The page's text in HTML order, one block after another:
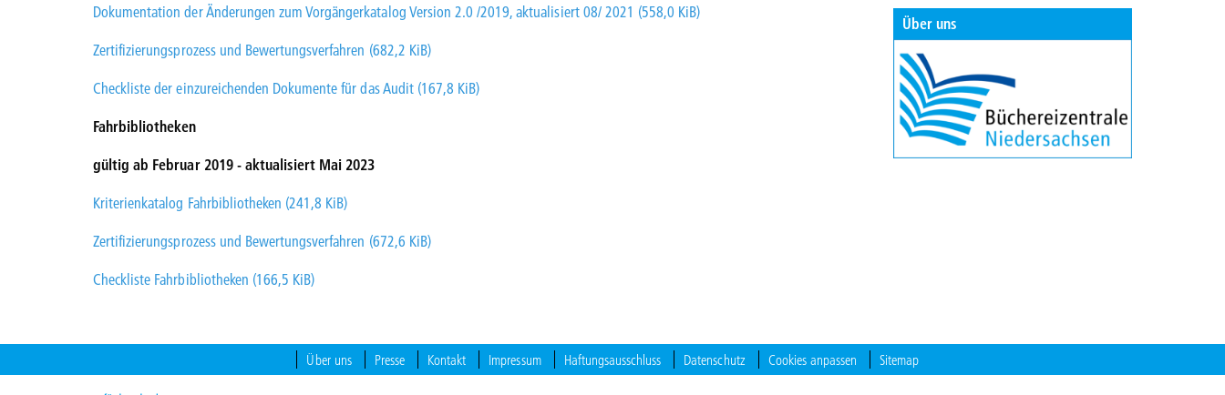
Dokumentation der Änderungen zum Vorgängerkatalog Version 2.0 /2019, aktualisiert 08/ 2021 (558,0 KiB)
Zertifizierungsprozess und Bewertungsverfahren (682,2 KiB)
Checkliste der einzureichenden Dokumente für das Audit (167,8 KiB)
Fahrbibliotheken
gültig ab Februar 2019 - aktualisiert Mai 2023
Kriterienkatalog Fahrbibliotheken (241,8 KiB)
Zertifizierungsprozess und Bewertungsverfahren (672,6 KiB)
Checkliste Fahrbibliotheken (166,5 KiB)
Über uns
Über uns Presse Kontakt Impressum Haftungsausschluss Datenschutz Cookies anpassen Sitemap